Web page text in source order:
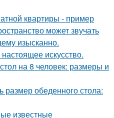
квартиры - пример
может звучать
изысканно.
искусство.
на 8 человек: размеры и
размер обеденного стола:
известные